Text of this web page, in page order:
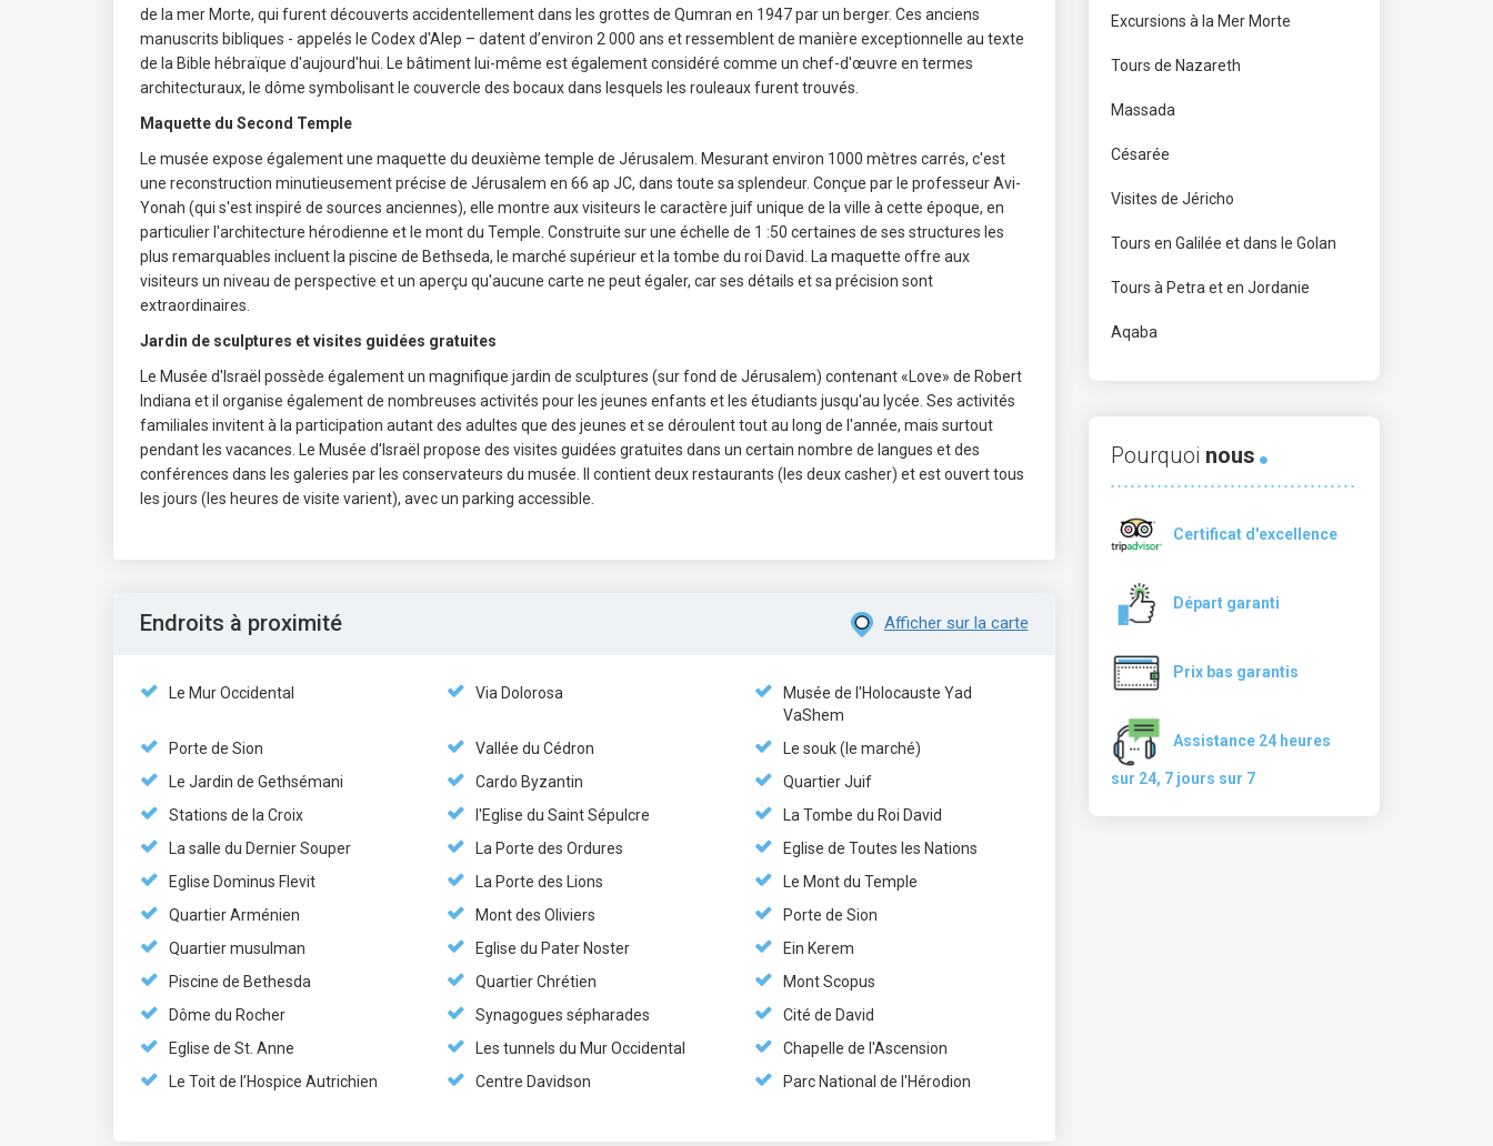
de la mer Morte, qui furent découverts accidentellement dans les grottes de Qumran en 1947 par un berger. Ces anciens
manuscrits bibliques - appelés le Codex d'Alep – datent d’environ 2 000 ans et ressemblent de manière exceptionnelle au texte
de la Bible hébraïque d'aujourd'hui. Le bâtiment lui-même est également considéré comme un chef-d'œuvre en termes
architecturaux, le dôme symbolisant le couvercle des bocaux dans lesquels les rouleaux furent trouvés.
Maquette du Second Temple
Le musée expose également une maquette du deuxième temple de Jérusalem. Mesurant environ 1000 mètres carrés, c'est
une reconstruction minutieusement précise de Jérusalem en 66 ap JC, dans toute sa splendeur. Conçue par le professeur Avi-
Yonah (qui s'est inspiré de sources anciennes), elle montre aux visiteurs le caractère juif unique de la ville à cette époque, en
particulier l'architecture hérodienne et le mont du Temple. Construite sur une échelle de 1 :50 certaines de ses structures les
plus remarquables incluent la piscine de Bethseda, le marché supérieur et la tombe du roi David. La maquette offre aux
visiteurs un niveau de perspective et un aperçu qu'aucune carte ne peut égaler, car ses détails et sa précision sont
extraordinaires.
Jardin de sculptures et visites guidées gratuites
Le Musée d'Israël possède également un magnifique jardin de sculptures (sur fond de Jérusalem) contenant «Love» de Robert
Indiana et il organise également de nombreuses activités pour les jeunes enfants et les étudiants jusqu'au lycée. Ses activités
familiales invitent à la participation autant des adultes que des jeunes et se déroulent tout au long de l'année, mais surtout
pendant les vacances. Le Musée d'Israël propose des visites guidées gratuites dans un certain nombre de langues et des
conférences dans les galeries par les conservateurs du musée. Il contient deux restaurants (les deux casher) et est ouvert tous
les jours (les heures de visite varient), avec un parking accessible.
Endroits à proximité Afficher sur la carte
Le Mur Occidental Via Dolorosa
Musée de l'Holocauste Yad
VaShem
Porte de Sion
Vallée du Cédron
Le souk (le marché)
Le Jardin de Gethsémani
Cardo Byzantin
Quartier Juif
Stations de la Croix
l'Eglise du Saint Sépulcre
La Tombe du Roi David
La salle du Dernier Souper
La Porte des Ordures
Eglise de Toutes les Nations
Eglise Dominus Flevit
La Porte des Lions
Le Mont du Temple
Quartier Arménien
Mont des Oliviers
Porte de Sion
Quartier musulman
Eglise du Pater Noster
Ein Kerem
Piscine de Bethesda
Quartier Chrétien
Mont Scopus
Dôme du Rocher
Synagogues sépharades
Cité de David
Eglise de St. Anne
Les tunnels du Mur Occidental
Chapelle de l'Ascension
Le Toit de l’Hospice Autrichien
Centre Davidson Parc National de l'Hérodion
Excursions à la Mer Morte
Tours de Nazareth
Massada
Césarée
Visites de Jéricho
Tours en Galilée et dans le Golan
Tours à Petra et en Jordanie
Aqaba
Pourquoi nous
Certificat d'excellence
Départ garanti
Prix bas garantis
Assistance 24 heures
sur 24, 7 jours sur 7